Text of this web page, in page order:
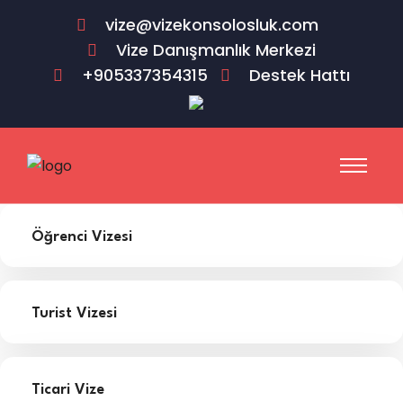
vize@vizekonsolosluk.com
Vize Danışmanlık Merkezi
+905337354315
Destek Hattı
Öğrenci Vizesi
Turist Vizesi
Ticari Vize